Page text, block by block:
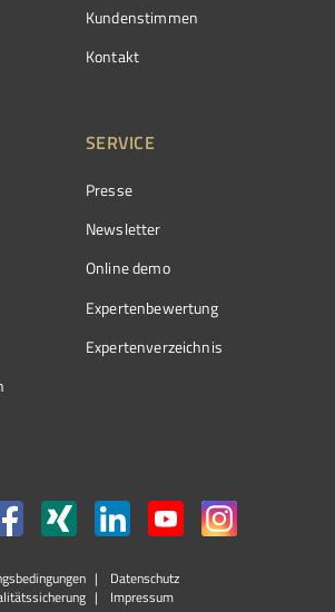
Kundenstimmen
Kontakt
SERVICE
Presse
Newsletter
Online demo
Expertenbewertung
Expertenverzeichnis
Datenschutz
Impressum